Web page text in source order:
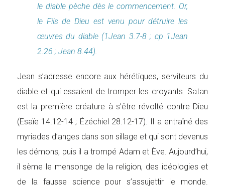
le diable pèche dès le commencement. Or,
le Fils de Dieu est venu pour détruire les
œuvres du diable (1Jean 3.7-8 ; cp 1Jean
2.26 ; Jean 8.44).
Jean s’adresse encore aux hérétiques, serviteurs du
diable et qui essaient de tromper les croyants. Satan
est la première créature à s’être révolté contre Dieu
(Esaïe 14.12-14 ; Ézéchiel 28.12-17). Il a entraîné des
myriades d’anges dans son sillage et qui sont devenus
les démons, puis il a trompé Adam et Ève. Aujourd’hui,
il sème le mensonge de la religion, des idéologies et
de la fausse science pour s’assujettir le monde.